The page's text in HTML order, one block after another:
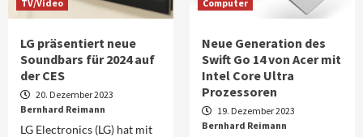
TV/Video
LG präsentiert neue
Soundbars für 2024 auf
der CES
20. Dezember 2023
Bernhard Reimann
LG Electronics (LG) hat mit
Computer
Neue Generation des
Swift Go 14 von Acer mit
Intel Core Ultra
Prozessoren
19. Dezember 2023
Bernhard Reimann